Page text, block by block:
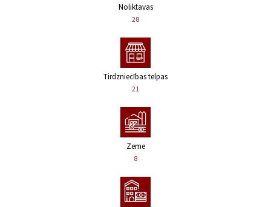
Noliktavas
28
Tirdzniecības telpas
21
Zeme
8